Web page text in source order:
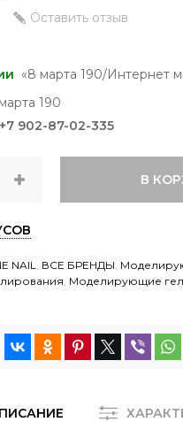
Оставить отзыв
8 марта 190/Интернет
190
902-87-02-335
В
NAIL, ВСЕ БРЕНДЫ,
, Моделирующие